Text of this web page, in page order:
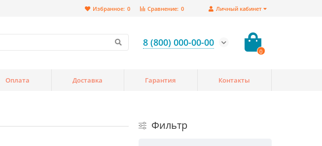
Личный кабинет
Сравнение: 0
Избранное: 0
8 (800) 000-00-00
0
Оплата Доставка Гарантия Контакты
Фильтр